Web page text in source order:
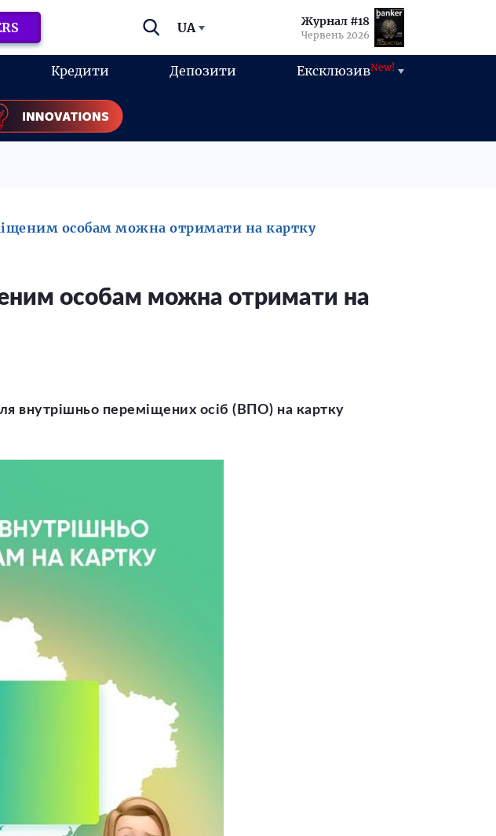
UA Журнал #18
Червень 2026
Кредити Депозити ЕксклюзивNew!
особам можна отримати на картку
особам можна отримати на
внутрішньо переміщених осіб (ВПО) на картку